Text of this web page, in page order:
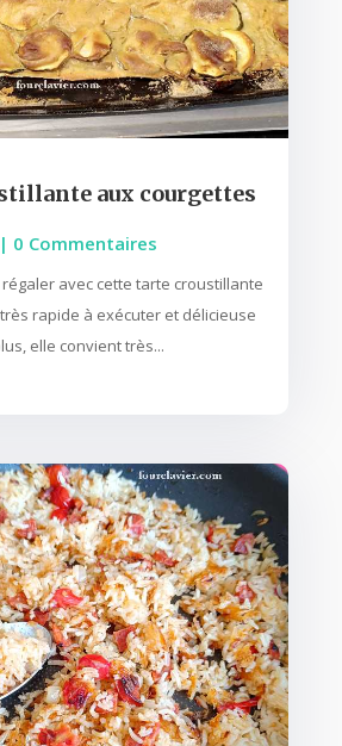
aux courgettes
| 0 Commentaires
avec cette tarte croustillante
rapide à exécuter et délicieuse
elle convient très...